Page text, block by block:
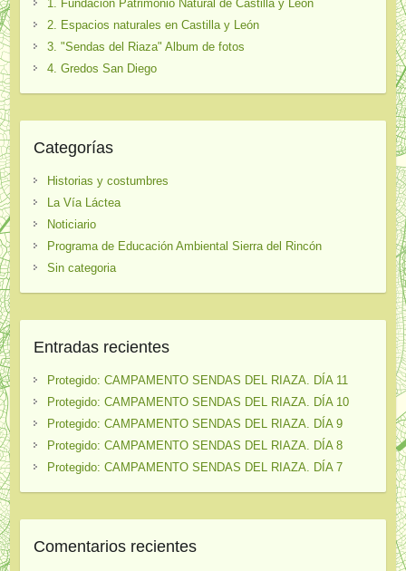
1. Fundación Patrimonio Natural de Castilla y León
2. Espacios naturales en Castilla y León
3. "Sendas del Riaza" Album de fotos
4. Gredos San Diego
Categorías
Historias y costumbres
La Vía Láctea
Noticiario
Programa de Educación Ambiental Sierra del Rincón
Sin categoria
Entradas recientes
Protegido: CAMPAMENTO SENDAS DEL RIAZA. DÍA 11
Protegido: CAMPAMENTO SENDAS DEL RIAZA. DÍA 10
Protegido: CAMPAMENTO SENDAS DEL RIAZA. DÍA 9
Protegido: CAMPAMENTO SENDAS DEL RIAZA. DÍA 8
Protegido: CAMPAMENTO SENDAS DEL RIAZA. DÍA 7
Comentarios recientes